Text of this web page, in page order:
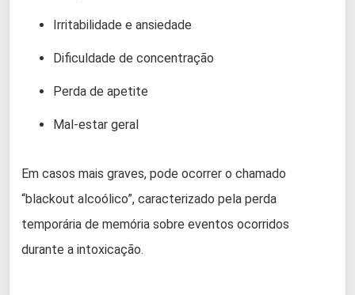
Irritabilidade e ansiedade
Dificuldade de concentração
Perda de apetite
Mal-estar geral
Em casos mais graves, pode ocorrer o chamado
“blackout alcoólico”, caracterizado pela perda
temporária de memória sobre eventos ocorridos
durante a intoxicação.